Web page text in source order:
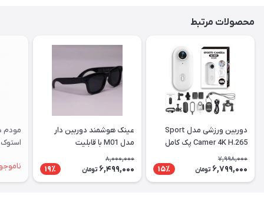
محصولات مرتبط
دوربین ورزشی مدل Sport
Camer 4K H.265 پک کامل
7,998,000
6,799,000 تومان 15٪
عینک هوشمند دوربین دار
مدل M01 با قابلیت
فیلم‌برداری ۴K
8,000,000
6,499,000 تومان 19٪